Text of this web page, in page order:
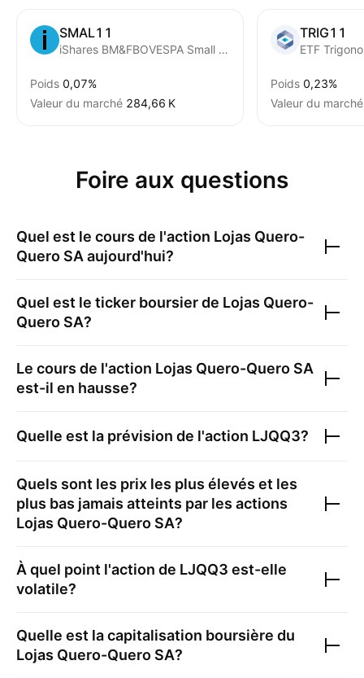
SMAL11
iShares BM&FBOVESPA Small Cap Index Fund
Poids 0,07%
Valeur du marché ‪284,66 K‬
TRIG11
Poids 0,23%
Valeur du marché
Foire aux questions
Quel est le cours de l'action Lojas Quero-
Quero SA aujourd'hui?
Quel est le ticker boursier de Lojas Quero-
Quero SA?
Le cours de l'action Lojas Quero-Quero SA
est-il en hausse?
Quelle est la prévision de l'action LJQQ3?
Quels sont les prix les plus élevés et les
plus bas jamais atteints par les actions
Lojas Quero-Quero SA?
À quel point l'action de LJQQ3 est-elle
volatile?
Quelle est la capitalisation boursière du
Lojas Quero-Quero SA?